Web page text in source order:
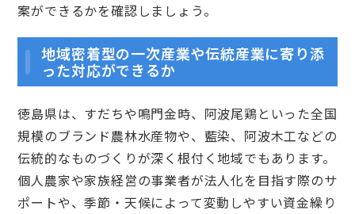
案ができるかを確認しましょう。
地域密着型の一次産業や伝統産業に寄り添
った対応ができるか
徳島県は、すだちや鳴門金時、阿波尾鶏といった全国
規模のブランド農林水産物や、藍染、阿波木工などの
伝統的なものづくりが深く根付く地域でもあります。
個人農家や家族経営の事業者が法人化を目指す際のサ
ポートや、季節・天候によって変動しやすい資金繰り